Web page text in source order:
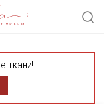
ткани!